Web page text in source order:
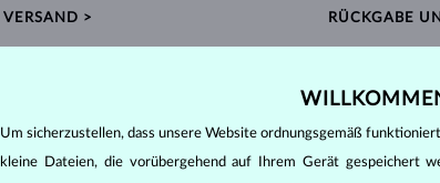
VERSAND > RÜCKGABE
Um sicherzustellen, dass unsere Website ordnungsgemäß
kleine Dateien, die vorübergehend auf Ihrem Gerät gespeichert